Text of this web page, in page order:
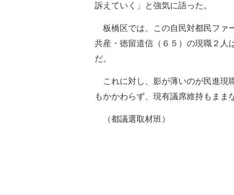
訴えていく」と強気に語った。
板橋区では、この自民対都民ファ
共産・徳留道信（６５）の現職２人
だ。
これに対し、影が薄いのが民進現
もかかわらず、現有議席維持もまま
（都議選取材班）